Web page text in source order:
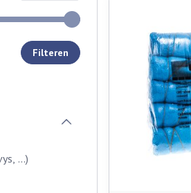
en rechts om de minimale en
Filteren